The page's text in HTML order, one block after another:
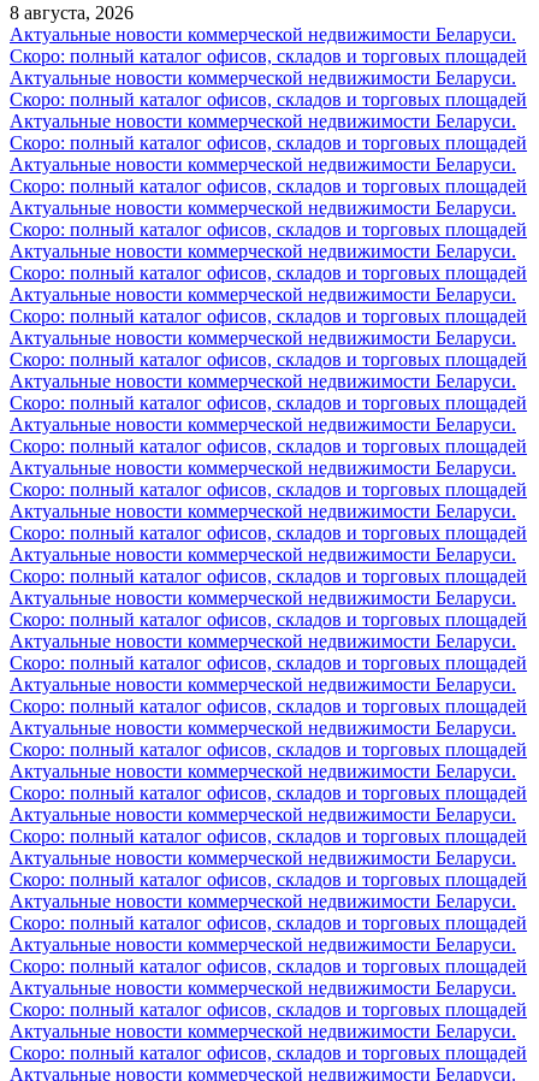
8 августа, 2026
Актуальные новости коммерческой недвижимости Беларуси.
Скоро: полный каталог офисов, складов и торговых площадей
Актуальные новости коммерческой недвижимости Беларуси.
Скоро: полный каталог офисов, складов и торговых площадей
Актуальные новости коммерческой недвижимости Беларуси.
Скоро: полный каталог офисов, складов и торговых площадей
Актуальные новости коммерческой недвижимости Беларуси.
Скоро: полный каталог офисов, складов и торговых площадей
Актуальные новости коммерческой недвижимости Беларуси.
Скоро: полный каталог офисов, складов и торговых площадей
Актуальные новости коммерческой недвижимости Беларуси.
Скоро: полный каталог офисов, складов и торговых площадей
Актуальные новости коммерческой недвижимости Беларуси.
Скоро: полный каталог офисов, складов и торговых площадей
Актуальные новости коммерческой недвижимости Беларуси.
Скоро: полный каталог офисов, складов и торговых площадей
Актуальные новости коммерческой недвижимости Беларуси.
Скоро: полный каталог офисов, складов и торговых площадей
Актуальные новости коммерческой недвижимости Беларуси.
Скоро: полный каталог офисов, складов и торговых площадей
Актуальные новости коммерческой недвижимости Беларуси.
Скоро: полный каталог офисов, складов и торговых площадей
Актуальные новости коммерческой недвижимости Беларуси.
Скоро: полный каталог офисов, складов и торговых площадей
Актуальные новости коммерческой недвижимости Беларуси.
Скоро: полный каталог офисов, складов и торговых площадей
Актуальные новости коммерческой недвижимости Беларуси.
Скоро: полный каталог офисов, складов и торговых площадей
Актуальные новости коммерческой недвижимости Беларуси.
Скоро: полный каталог офисов, складов и торговых площадей
Актуальные новости коммерческой недвижимости Беларуси.
Скоро: полный каталог офисов, складов и торговых площадей
Актуальные новости коммерческой недвижимости Беларуси.
Скоро: полный каталог офисов, складов и торговых площадей
Актуальные новости коммерческой недвижимости Беларуси.
Скоро: полный каталог офисов, складов и торговых площадей
Актуальные новости коммерческой недвижимости Беларуси.
Скоро: полный каталог офисов, складов и торговых площадей
Актуальные новости коммерческой недвижимости Беларуси.
Скоро: полный каталог офисов, складов и торговых площадей
Актуальные новости коммерческой недвижимости Беларуси.
Скоро: полный каталог офисов, складов и торговых площадей
Актуальные новости коммерческой недвижимости Беларуси.
Скоро: полный каталог офисов, складов и торговых площадей
Актуальные новости коммерческой недвижимости Беларуси.
Скоро: полный каталог офисов, складов и торговых площадей
Актуальные новости коммерческой недвижимости Беларуси.
Скоро: полный каталог офисов, складов и торговых площадей
Актуальные новости коммерческой недвижимости Беларуси.